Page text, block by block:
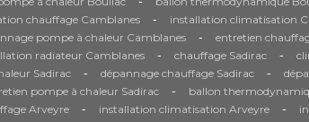
chauffage Camblanes - installation climatisation
pompe à chaleur Camblanes - entretien
radiateur Camblanes - chauffage Sadirac -
Sadirac - dépannage chauffage Sadirac -
pompe à chaleur Sadirac - ballon
Arveyre - installation climatisation Arveyre -